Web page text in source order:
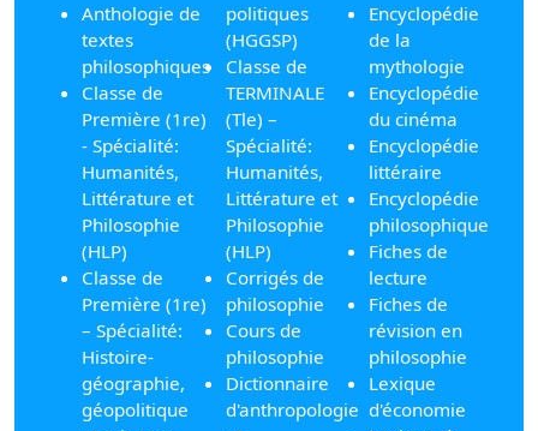
Anthologie de
textes
philosophiques
Classe de
Première (1re)
- Spécialité:
Humanités,
Littérature et
Philosophie
(HLP)
Classe de
Première (1re)
– Spécialité:
Histoire-
géographie,
géopolitique
politiques
(HGGSP)
Classe de
TERMINALE
(Tle) –
Spécialité:
Humanités,
Littérature et
Philosophie
(HLP)
Corrigés de
philosophie
Cours de
philosophie
Dictionnaire
d'anthropologie
Encyclopédie
de la
mythologie
Encyclopédie
du cinéma
Encyclopédie
littéraire
Encyclopédie
philosophique
Fiches de
lecture
Fiches de
révision en
philosophie
Lexique
d'économie